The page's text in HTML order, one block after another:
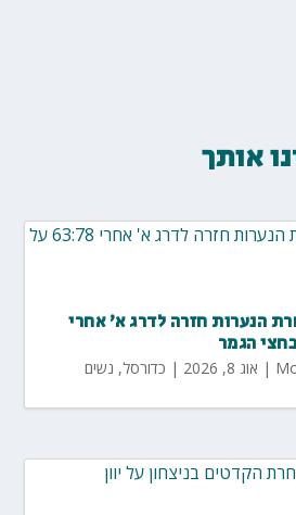
אותך
הנערות חזרה לדרג א' אחרי
| אוג 8, 2026 | כדורסל, נשים